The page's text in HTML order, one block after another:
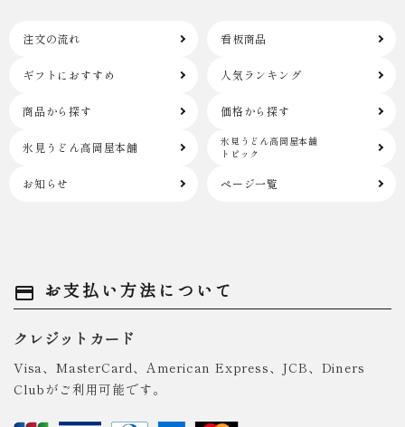
注文の流れ 看板商品
ギフトにおすすめ 人気ランキング
商品から探す 価格から探す
氷見うどん高岡屋本舗
氷見うどん高岡屋本舗
トピック
お知らせ ページ一覧
payment お支払い方法について
クレジットカード
Visa、MasterCard、American Express、JCB、Diners
Clubがご利用可能です。